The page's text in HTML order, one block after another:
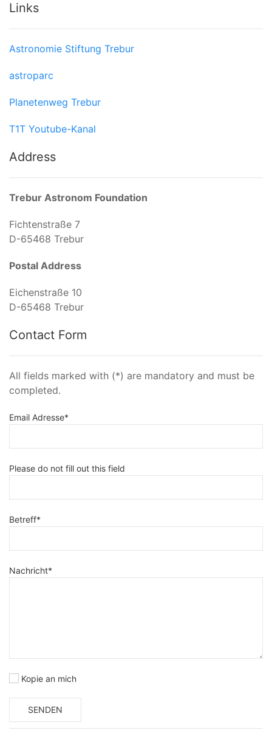
Links
Astronomie Stiftung Trebur
astroparc
Planetenweg Trebur
T1T Youtube-Kanal
Address
Trebur Astronom Foundation
Fichtenstraße 7
D-65468 Trebur
Postal Address
Eichenstraße 10
D-65468 Trebur
Contact Form
All fields marked with (*) are mandatory and must be
completed.
Email Adresse*
Please do not fill out this field
Betreff*
Nachricht*
Kopie an mich
SENDEN